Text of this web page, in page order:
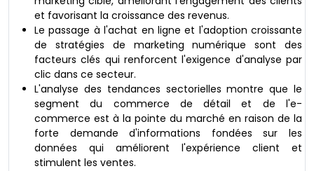
et favorisant la croissance des revenus.
Le passage à l'achat en ligne et l'adoption croissante
de stratégies de marketing numérique sont des
facteurs clés qui renforcent l'exigence d'analyse par
clic dans ce secteur.
L'analyse des tendances sectorielles montre que le
segment du commerce de détail et de l'e-
commerce est à la pointe du marché en raison de la
forte demande d'informations fondées sur les
données qui améliorent l'expérience client et
stimulent les ventes.